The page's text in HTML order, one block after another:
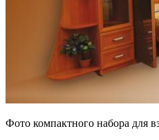
Фото компактного набора для